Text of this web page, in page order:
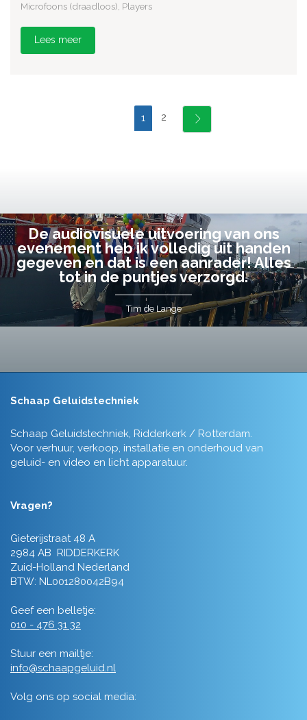
Microfoons (draadloos), Players
Lees meer
1 2
De audiovisuele uitvoering van ons
evenement heb ik volledig uit handen
gegeven en dat is een aanrader! Alles
tot in de puntjes verzorgd.
Tim de Lange
Schaap Geluidstechniek
Schaap Geluidstechniek, Ridderkerk / Rotterdam.
Voor verhuur, verkoop, installatie en onderhoud van
geluid- en video en licht apparatuur.
Vragen?
Gieterijstraat 48 A
2984 AB RIDDERKERK
Zuid-Holland Nederland
BTW: NL001280042B94
Geef een belletje:
010 - 476 31 32
Stuur een mailtje:
info@schaapgeluid.nl
Volg ons op social media: